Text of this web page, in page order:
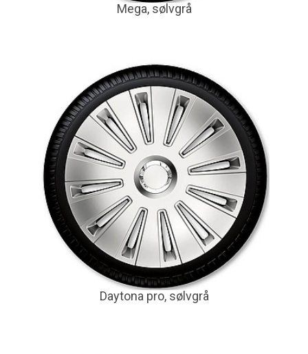
Mega, sølvgrå
Daytona pro, sølvgrå